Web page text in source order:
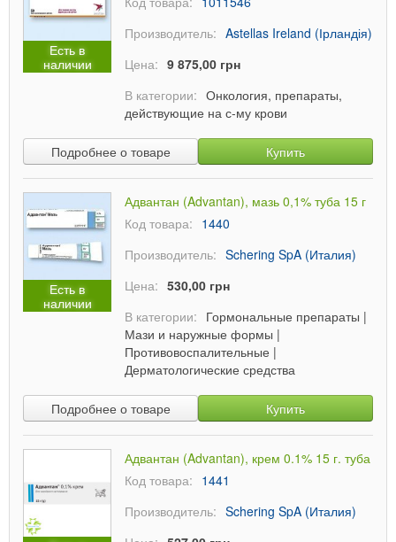
Есть в
наличии
Производитель: Astellas Ireland (Ірландія)
Цена: 9 875,00 грн
В категории: Онкология, препараты,
действующие на с-му крови
Подробнее о товаре Купить
Есть в
наличии
Адвантан (Advantan), мазь 0,1% туба 15 г
Код товара: 1440
Производитель: Schering SpA (Италия)
Цена: 530,00 грн
В категории: Гормональные препараты |
Мази и наружные формы |
Противовоспалительные |
Дерматологические средства
Подробнее о товаре Купить
Адвантан (Advantan), крем 0.1% 15 г. туба
Код товара: 1441
Производитель: Schering SpA (Италия)